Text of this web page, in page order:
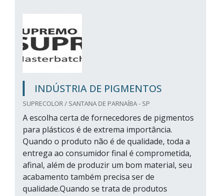
INDÚSTRIA DE PIGMENTOS
SUPRECOLOR / SANTANA DE PARNAÍBA - SP
A escolha certa de fornecedores de pigmentos
para plásticos é de extrema importância.
Quando o produto não é de qualidade, toda a
entrega ao consumidor final é comprometida,
afinal, além de produzir um bom material, seu
acabamento também precisa ser de
qualidade.Quando se trata de produtos